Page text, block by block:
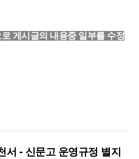
게시글의 내용중 일부를 수정
서 - 신문고 운영규정 별지